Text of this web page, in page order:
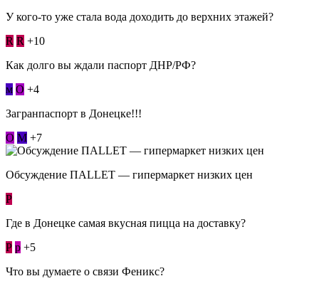
У кого-то уже стала вода доходить до верхних этажей?
R R +10
Как долго вы ждали паспорт ДНР/РФ?
м О +4
Загранпаспорт в Донецке!!!
О М +7
Обсуждение ПАLLЕТ — гипермаркет низких цен
Р
Где в Донецке самая вкусная пицца на доставку?
Р p +5
Что вы думаете о связи Феникс?